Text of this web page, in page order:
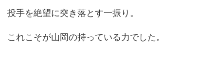
投手を絶望に突き落とす一振り。
これこそが山岡の持っている力でした。